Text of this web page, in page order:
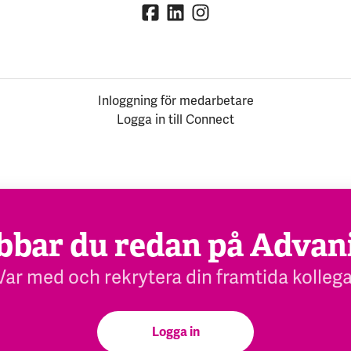
Inloggning för medarbetare
Logga in till Connect
du redan på
med och rekrytera din framtida
Logga in